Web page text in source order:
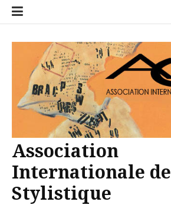
Aller
Association
Internationale de
Stylistique